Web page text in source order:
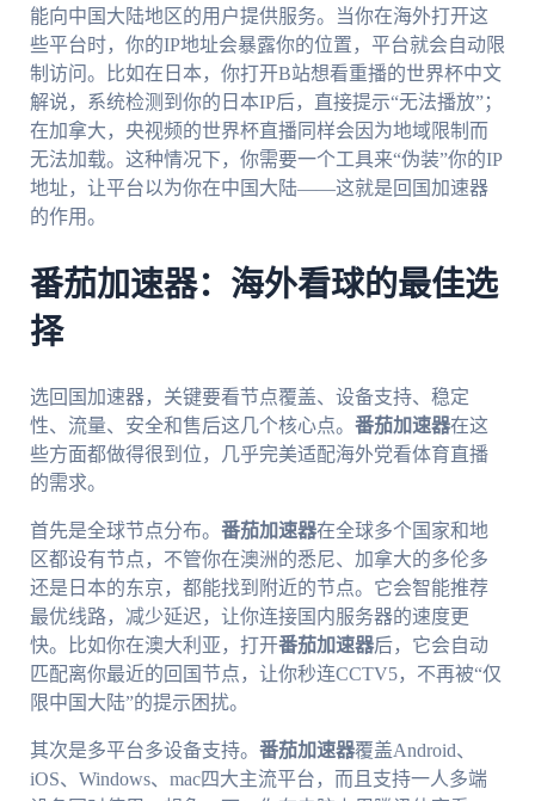
能向中国大陆地区的用户提供服务。当你在海外打开这
些平台时，你的IP地址会暴露你的位置，平台就会自动限
制访问。比如在日本，你打开B站想看重播的世界杯中文
解说，系统检测到你的日本IP后，直接提示“无法播放”；
在加拿大，央视频的世界杯直播同样会因为地域限制而
无法加载。这种情况下，你需要一个工具来“伪装”你的IP
地址，让平台以为你在中国大陆——这就是回国加速器
的作用。
番茄加速器：海外看球的最佳选
择
选回国加速器，关键要看节点覆盖、设备支持、稳定
性、流量、安全和售后这几个核心点。 番茄加速器在这
些方面都做得很到位，几乎完美适配海外党看体育直播
的需求。
首先是全球节点分布。 番茄加速器在全球多个国家和地
区都设有节点，不管你在澳洲的悉尼、加拿大的多伦多
还是日本的东京，都能找到附近的节点。它会智能推荐
最优线路，减少延迟，让你连接国内服务器的速度更
快。比如你在澳大利亚，打开番茄加速器后，它会自动
匹配离你最近的回国节点，让你秒连CCTV5，不再被“仅
限中国大陆”的提示困扰。
其次是多平台多设备支持。 番茄加速器覆盖Android、
iOS、Windows、mac四大主流平台，而且支持一人多端